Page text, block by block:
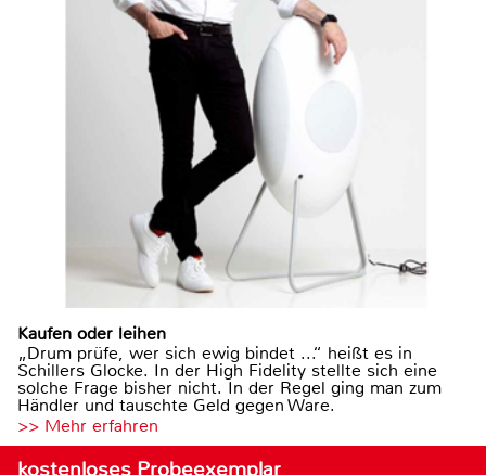
Kaufen oder leihen
„Drum prüfe, wer sich ewig bindet ...“ heißt es in
Schillers Glocke. In der High Fidelity stellte sich eine
solche Frage bisher nicht. In der Regel ging man zum
Händler und tauschte Geld gegen Ware.
>> Mehr erfahren
kostenloses Probeexemplar